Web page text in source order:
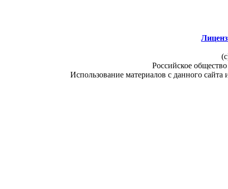
Российское
Использование материалов с данного